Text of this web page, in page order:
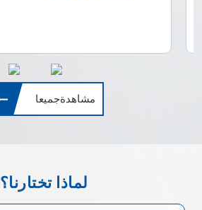
مشاهدةجميعا
لماذا تختارنا؟